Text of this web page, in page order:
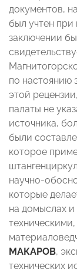
документов,
был учтен при
заключении
по настоянию
этой
палаты не
источника,
были
которое
научно-
которые
на домыслах и
МАКАРОВ,
технических